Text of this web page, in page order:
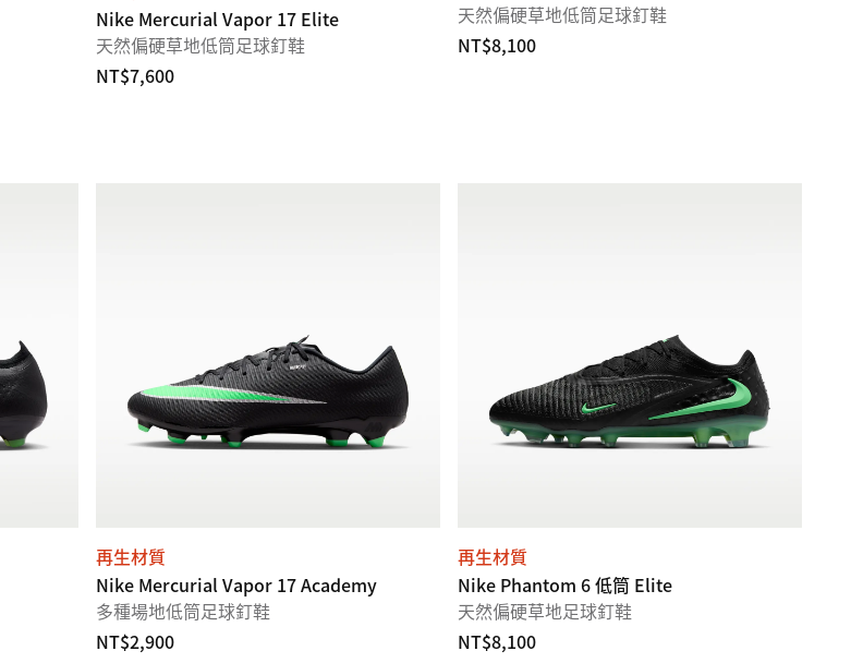
Nike Mercurial Vapor 17 Elite
天然偏硬草地低筒足球釘鞋
NT$7,600
天然偏硬草地低筒足球釘鞋
NT$8,100
再生材質
Nike Mercurial Vapor 17 Academy
多種場地低筒足球釘鞋
NT$2,900
再生材質
Nike Phantom 6 低筒 Elite
天然偏硬草地足球釘鞋
NT$8,100